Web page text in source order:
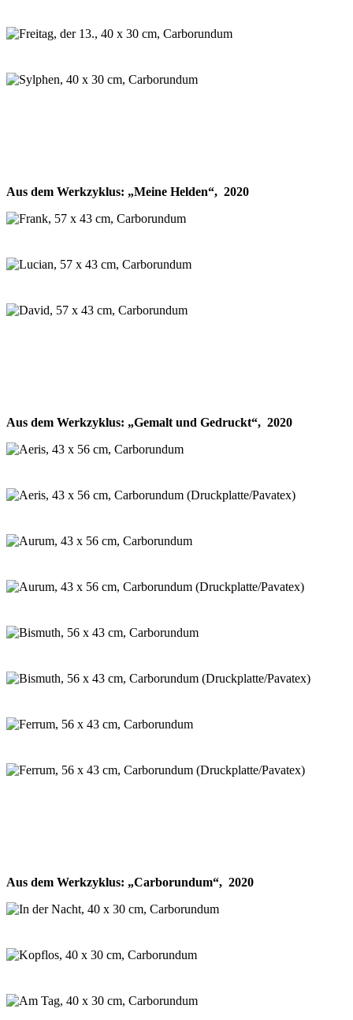
Aus dem Werkzyklus: „Meine Helden“, 2020
Aus dem Werkzyklus: „Gemalt und Gedruckt“, 2020
Aus dem Werkzyklus: „Carborundum“, 2020